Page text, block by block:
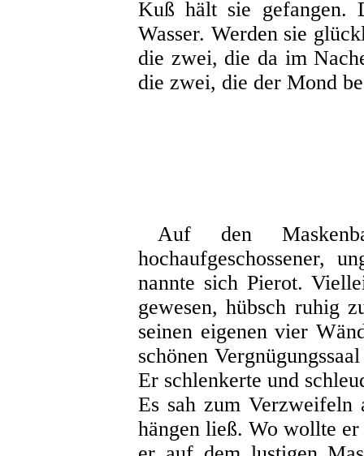
Kuß hält sie gefangen.
Wasser. Werden sie
die zwei, die da im
die zwei, die der Mond
Auf den
hochaufgeschossener,
nannte sich Pierot.
gewesen, hübsch ruhig
seinen eigenen vier
schönen
Er schlenkerte und
Es sah zum
hängen ließ. Wo wollte